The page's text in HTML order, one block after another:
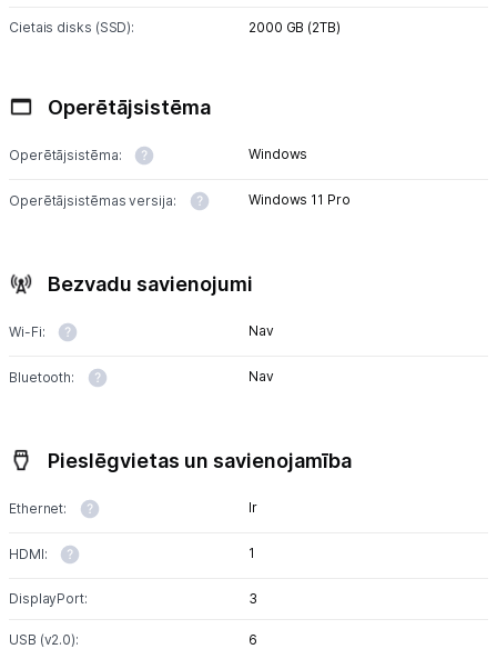
Cietais disks (SSD): 2000 GB (2TB)
Operētājsistēma
Operētājsistēma: Windows
Operētājsistēmas versija: Windows 11 Pro
Bezvadu savienojumi
Wi-Fi: Nav
Bluetooth: Nav
Pieslēgvietas un savienojamība
Ethernet: Ir
HDMI: 1
DisplayPort: 3
USB (v2.0): 6